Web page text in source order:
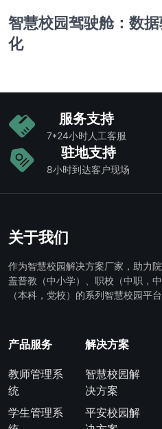
智慧校园驾驶舱：数
化
服务支持
7*24小时人工客服
驻地支持
8小时到达客户现场
关于我们
作为智慧校园解决方案厂家，助力
盖普教（中小学）、职校（中职，
（本科，党校）的系列智慧校园平台
产品服务
教师管理系
统
学生管理系
解决方案
智慧校园解
决方案
平安校园解